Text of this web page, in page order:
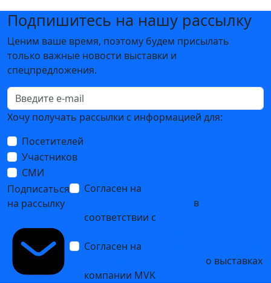
Подпишитесь на нашу рассылку
Ценим ваше время, поэтому будем присылать
только важные новости выставки и
спецпредложения.
Хочу получать рассылки с информацией для:
Посетителей
Участников
СМИ
Подписаться
на рассылку
Согласен на
в
соответствии с
Согласен на
о выставках
компании MVK